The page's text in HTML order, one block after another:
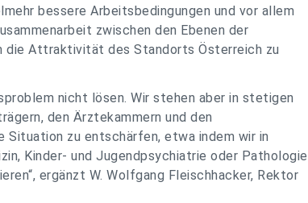
bessere Arbeitsbedingungen und vor allem
zwischen den Ebenen der
die Attraktivität des Standorts Österreich zu
nicht lösen. Wir stehen aber in stetigen
den Ärztekammern und den
Situation zu entschärfen, etwa indem wir in
Kinder- und Jugendpsychiatrie oder Pathologie
ergänzt W. Wolfgang Fleischhacker, Rektor